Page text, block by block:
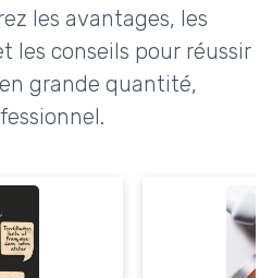
les avantages, les
les conseils pour réussir
grande quantité,